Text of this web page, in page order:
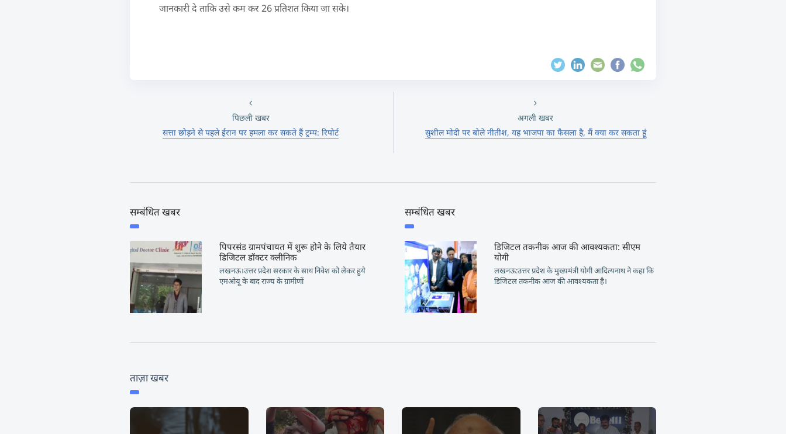
जानकारी दे ताकि उसे कम कर 26 प्रतिशत किया जा सके।
पिछली खबर
सत्ता छोड़ने से पहले ईरान पर हमला कर सकते हैं ट्रम्प: रिपोर्ट
अगली खबर
सुशील मोदी पर बोले नीतीश, यह भाजपा का फैसला है, मैं क्या कर सकता हूं
सम्बंधित खबर
पिपरसंड ग्रामपंचायत में शुरू होने के लिये तैयार
डिजिटल डॉक्टर क्लीनिक
लखनऊ।उत्तर प्रदेश सरकार के साथ निवेश को लेकर हुये
एमओयू के बाद राज्य के ग्रामीणों
सम्बंधित खबर
डिजिटल तकनीक आज की आवश्यकता: सीएम
योगी
लखनऊ:उत्तर प्रदेश के मुख्यमंत्री योगी आदित्यनाथ ने कहा कि
डिजिटल तकनीक आज की आवश्यकता है।
ताज़ा खबर